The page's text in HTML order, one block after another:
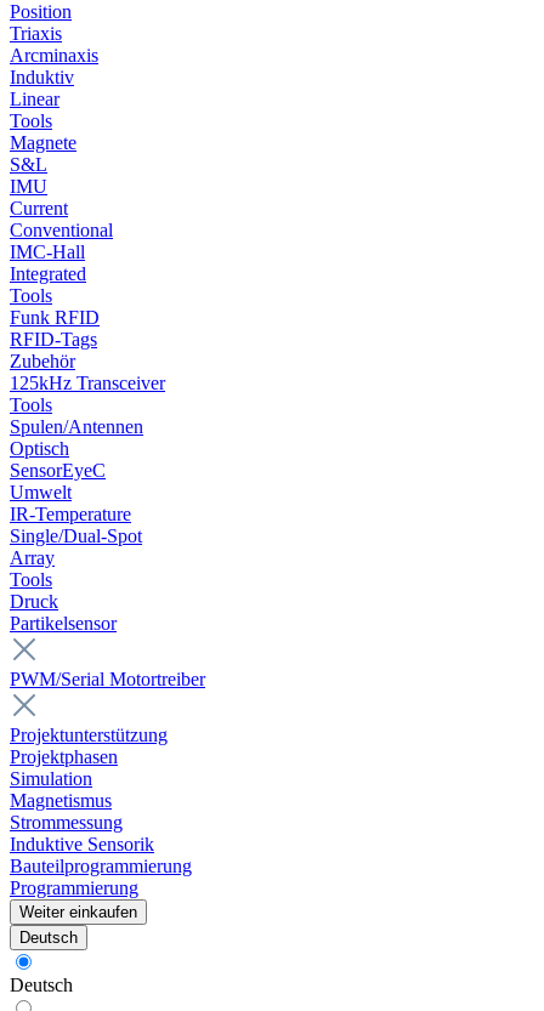
Position
Triaxis
Arcminaxis
Induktiv
Linear
Tools
Magnete
S&L
IMU
Current
Conventional
IMC-Hall
Integrated
Tools
Funk RFID
RFID-Tags
Zubehör
125kHz Transceiver
Tools
Spulen/Antennen
Optisch
SensorEyeC
Umwelt
IR-Temperature
Single/Dual-Spot
Array
Tools
Druck
Partikelsensor
PWM/Serial Motortreiber
Projektunterstützung
Projektphasen
Simulation
Magnetismus
Strommessung
Induktive Sensorik
Bauteilprogrammierung
Programmierung
Weiter einkaufen
Deutsch
Deutsch